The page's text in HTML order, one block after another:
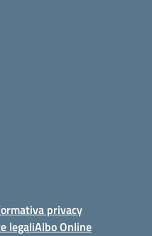
privacy
legaliAlbo Online